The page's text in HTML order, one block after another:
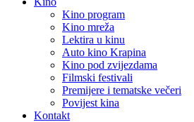
Kino program
Kino mreža
Lektira u kinu
Auto kino Krapina
Kino pod zvijezdama
Filmski festivali
Premijere i tematske večeri
Povijest kina
Kontakt